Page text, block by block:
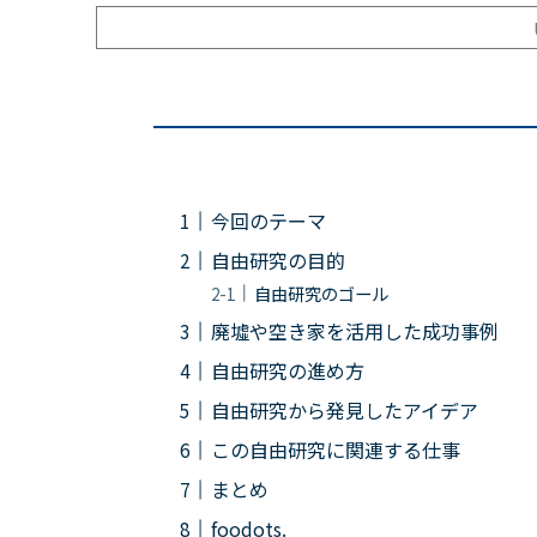
今回のテーマ
自由研究の目的
自由研究のゴール
廃墟や空き家を活用した成功事例
自由研究の進め方
自由研究から発見したアイデア
この自由研究に関連する仕事
まとめ
foodots.